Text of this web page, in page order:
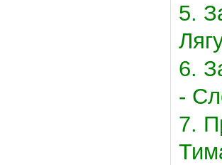
5.
6.
-
7.